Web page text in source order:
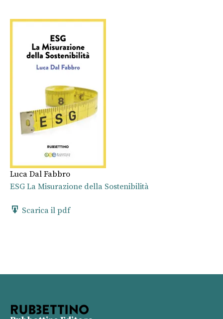
Luca Dal Fabbro
ESG La Misurazione della Sostenibilità
Scarica il pdf